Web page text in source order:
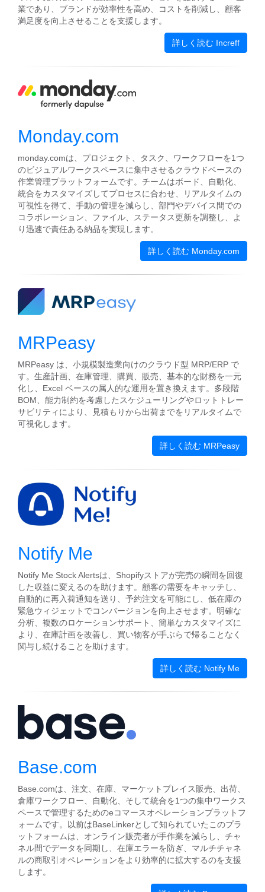
業であり、ブランドが効率性を高め、コストを削減し、顧客
満足度を向上させることを支援します。
詳しく読む Increff
Monday.com
monday.comは、プロジェクト、タスク、ワークフローを1つ
のビジュアルワークスペースに集中させるクラウドベースの
作業管理プラットフォームです。チームはボード、自動化、
統合をカスタマイズしてプロセスに合わせ、リアルタイムの
可視性を得て、手動の管理を減らし、部門やデバイス間での
コラボレーション、ファイル、ステータス更新を調整し、よ
り迅速で責任ある納品を実現します。
詳しく読む Monday.com
MRPeasy
MRPeasy は、小規模製造業向けのクラウド型 MRP/ERP で
す。生産計画、在庫管理、購買、販売、基本的な財務を一元
化し、Excel ベースの属人的な運用を置き換えます。多段階
BOM、能力制約を考慮したスケジューリングやロットトレー
サビリティにより、見積もりから出荷までをリアルタイムで
可視化します。
詳しく読む MRPeasy
Notify Me
Notify Me Stock Alertsは、Shopifyストアが完売の瞬間を回復
した収益に変えるのを助けます。顧客の需要をキャッチし、
自動的に再入荷通知を送り、予約注文を可能にし、低在庫の
緊急ウィジェットでコンバージョンを向上させます。明確な
分析、複数のロケーションサポート、簡単なカスタマイズに
より、在庫計画を改善し、買い物客が手ぶらで帰ることなく
関与し続けることを助けます。
詳しく読む Notify Me
Base.com
Base.comは、注文、在庫、マーケットプレイス販売、出荷、
倉庫ワークフロー、自動化、そして統合を1つの集中ワークス
ペースで管理するためのeコマースオペレーションプラットフ
ォームです。以前はBaseLinkerとして知られていたこのプラ
ットフォームは、オンライン販売者が手作業を減らし、チャ
ネル間でデータを同期し、在庫エラーを防ぎ、マルチチャネ
ルの商取引オペレーションをより効率的に拡大するのを支援
します。